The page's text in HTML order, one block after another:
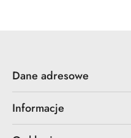
Dane adresowe
Informacje